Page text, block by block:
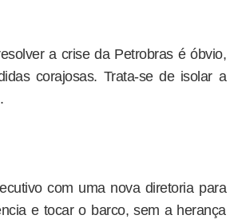
a crise da Petrobras é óbvio,
corajosas. Trata-se de isolar a
com uma nova diretoria para
e tocar o barco, sem a herança